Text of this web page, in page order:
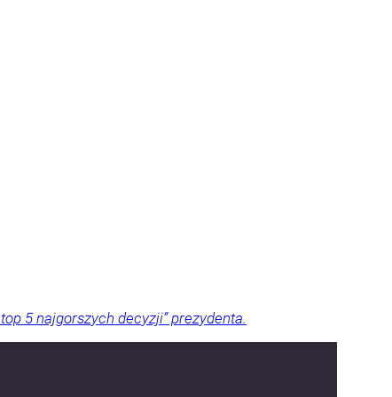
5 najgorszych decyzji” prezydenta.